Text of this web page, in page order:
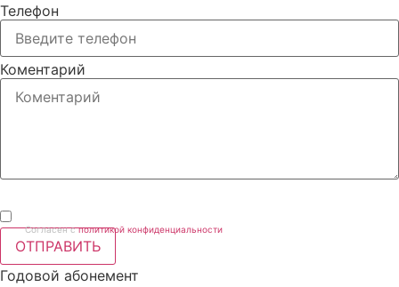
Телефон
Коментарий
Согласен с политикой конфиденциальности
ОТПРАВИТЬ
Годовой абонемент